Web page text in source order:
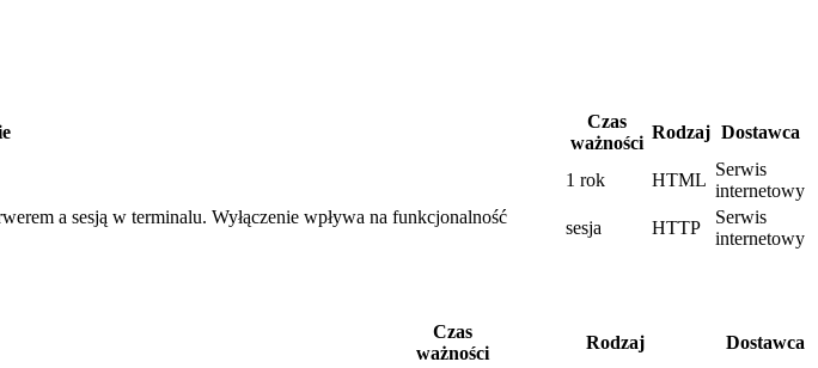
Czas
ważności
Rodzaj Dostawca
1 rok HTML
Serwis
internetowy
a sesją w terminalu. Wyłączenie wpływa na funkcjonalność
sesja HTTP
Serwis
internetowy
Czas
ważności
Rodzaj Dostawca